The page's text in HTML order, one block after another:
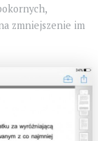
zmniejszenie im